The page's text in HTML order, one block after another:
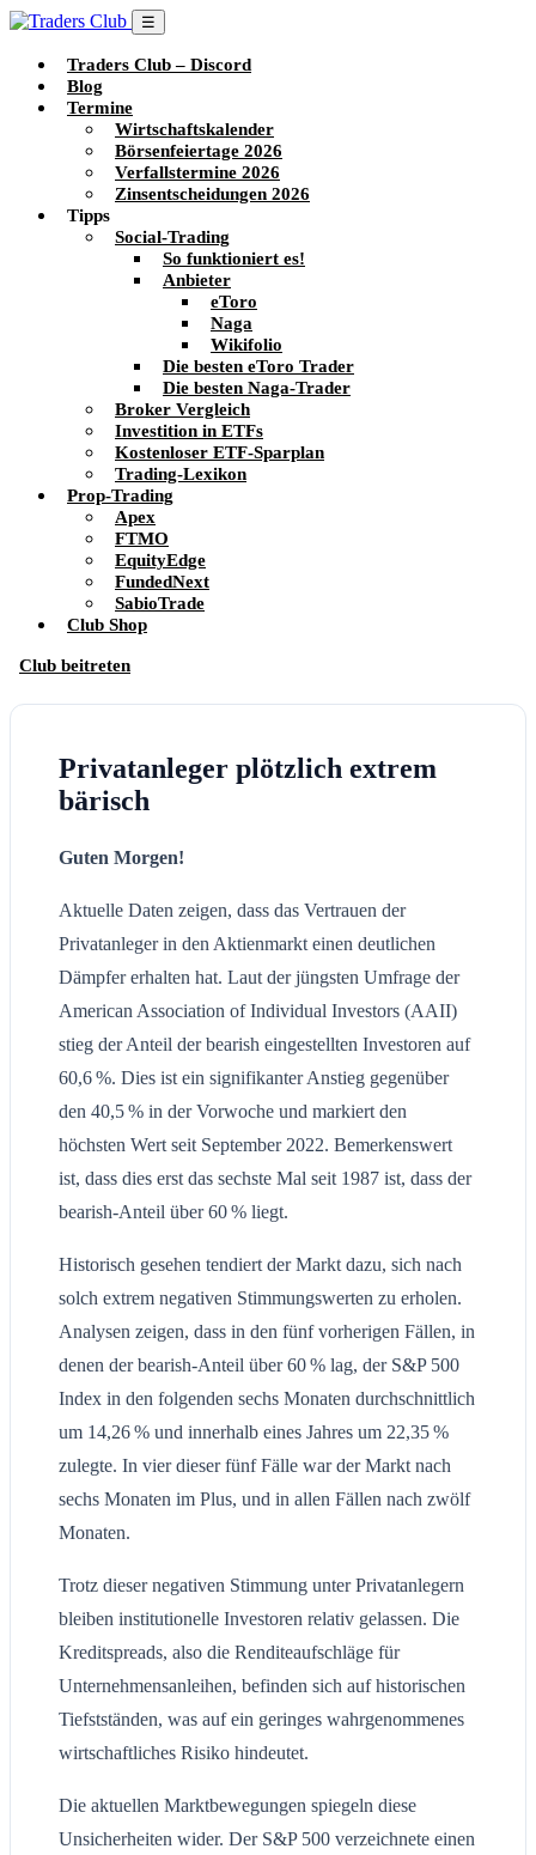
☰
Traders Club – Discord
Blog
Termine
Wirtschaftskalender
Börsenfeiertage 2026
Verfallstermine 2026
Zinsentscheidungen 2026
Tipps
Social-Trading
So funktioniert es!
Anbieter
eToro
Naga
Wikifolio
Die besten eToro Trader
Die besten Naga-Trader
Broker Vergleich
Investition in ETFs
Kostenloser ETF-Sparplan
Trading-Lexikon
Prop-Trading
Apex
FTMO
EquityEdge
FundedNext
SabioTrade
Club Shop
Club beitreten
Privatanleger plötzlich extrem
bärisch
Guten Morgen!
Aktuelle Daten zeigen, dass das Vertrauen der
Privatanleger in den Aktienmarkt einen deutlichen
Dämpfer erhalten hat. Laut der jüngsten Umfrage der
American Association of Individual Investors (AAII)
stieg der Anteil der bearish eingestellten Investoren auf
60,6 %. Dies ist ein signifikanter Anstieg gegenüber
den 40,5 % in der Vorwoche und markiert den
höchsten Wert seit September 2022. Bemerkenswert
ist, dass dies erst das sechste Mal seit 1987 ist, dass der
bearish-Anteil über 60 % liegt.
Historisch gesehen tendiert der Markt dazu, sich nach
solch extrem negativen Stimmungswerten zu erholen.
Analysen zeigen, dass in den fünf vorherigen Fällen, in
denen der bearish-Anteil über 60 % lag, der S&P 500
Index in den folgenden sechs Monaten durchschnittlich
um 14,26 % und innerhalb eines Jahres um 22,35 %
zulegte. In vier dieser fünf Fälle war der Markt nach
sechs Monaten im Plus, und in allen Fällen nach zwölf
Monaten.
Trotz dieser negativen Stimmung unter Privatanlegern
bleiben institutionelle Investoren relativ gelassen. Die
Kreditspreads, also die Renditeaufschläge für
Unternehmensanleihen, befinden sich auf historischen
Tiefstständen, was auf ein geringes wahrgenommenes
wirtschaftliches Risiko hindeutet.
Die aktuellen Marktbewegungen spiegeln diese
Unsicherheiten wider. Der S&P 500 verzeichnete einen